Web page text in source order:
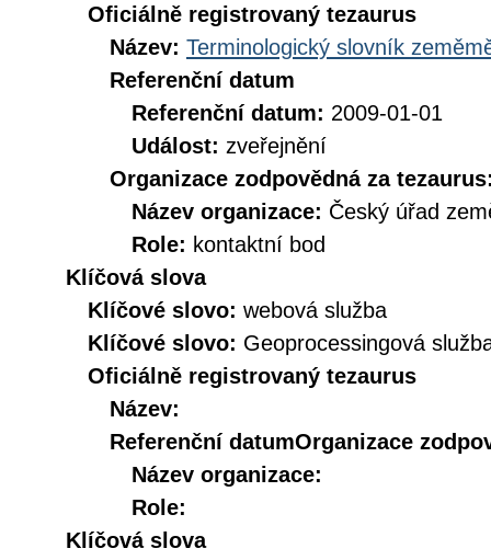
Oficiálně registrovaný tezaurus
Název: Terminologický slovník
Referenční datum
Referenční datum: 2009-01-01
Událost: zveřejnění
Organizace zodpovědná za
Název organizace: Český úřad
Role: kontaktní bod
Klíčová slova
Klíčové slovo: webová služba
Klíčové slovo: Geoprocessingová
Oficiálně registrovaný tezaurus
Název:
Referenční datumOrganizace
Název organizace:
Role:
Klíčová slova